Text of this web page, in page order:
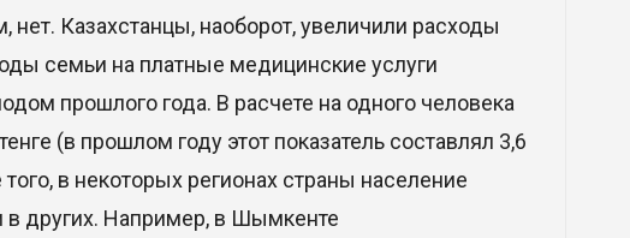
Казахстанцы, наоборот, увеличили расходы
семьи на платные медицинские услуги
прошлого года. В расчете на одного человека
(в прошлом году этот показатель составлял 3,6
в некоторых регионах страны население
в других. Например, в Шымкенте